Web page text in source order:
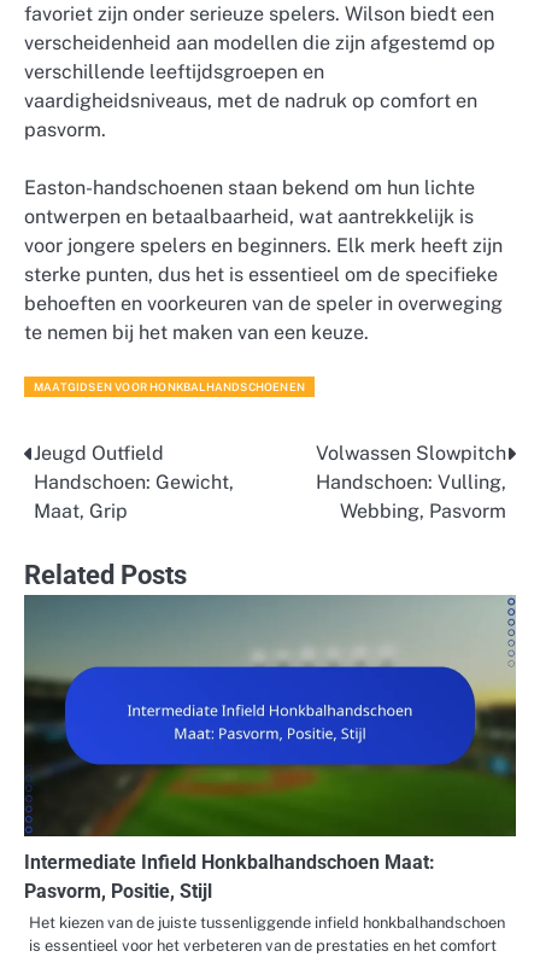
favoriet zijn onder serieuze spelers. Wilson biedt een
verscheidenheid aan modellen die zijn afgestemd op
verschillende leeftijdsgroepen en
vaardigheidsniveaus, met de nadruk op comfort en
pasvorm.
Easton-handschoenen staan bekend om hun lichte
ontwerpen en betaalbaarheid, wat aantrekkelijk is
voor jongere spelers en beginners. Elk merk heeft zijn
sterke punten, dus het is essentieel om de specifieke
behoeften en voorkeuren van de speler in overweging
te nemen bij het maken van een keuze.
MAATGIDSEN VOOR HONKBALHANDSCHOENEN
Post
navigation
Jeugd Outfield
Handschoen: Gewicht,
Maat, Grip
Volwassen Slowpitch
Handschoen: Vulling,
Webbing, Pasvorm
Related Posts
Intermediate Infield Honkbalhandschoen Maat:
Pasvorm, Positie, Stijl
Het kiezen van de juiste tussenliggende infield honkbalhandschoen
is essentieel voor het verbeteren van de prestaties en het comfort